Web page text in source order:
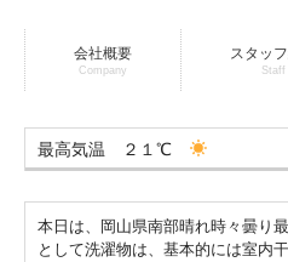
会社概要
Company
スタッ
Staff
最高気温 ２１℃
本日は、岡山県南部晴れ時々曇
として洗濯物は、基本的には室内